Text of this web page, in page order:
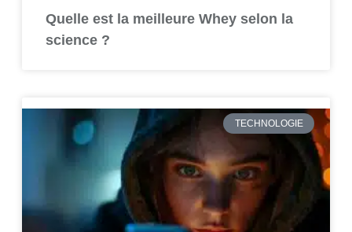
Quelle est la meilleure Whey selon la
science ?
TECHNOLOGIE